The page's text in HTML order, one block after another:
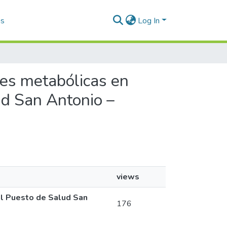
Log In
metabólicas en
San Antonio –
views
Puesto de Salud San
176